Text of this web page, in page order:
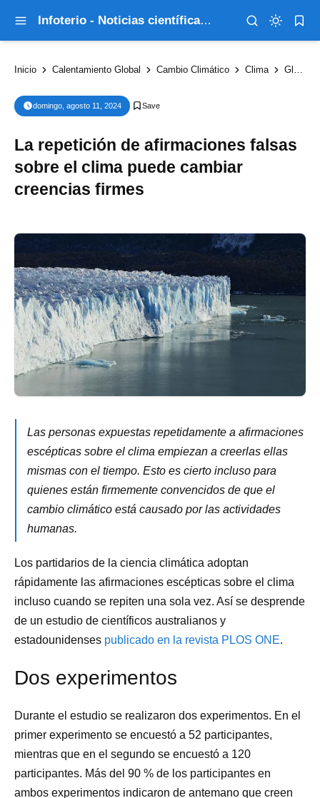
Infoterio - Noticias científicas que explican el mundo
Inicio Calentamiento Global Cambio Climático Clima Glaciar
domingo, agosto 11, 2024
La repetición de afirmaciones falsas
sobre el clima puede cambiar
creencias firmes
Las personas expuestas repetidamente a afirmaciones
escépticas sobre el clima empiezan a creerlas ellas
mismas con el tiempo. Esto es cierto incluso para
quienes están firmemente convencidos de que el
cambio climático está causado por las actividades
humanas.
Los partidarios de la ciencia climática adoptan
rápidamente las afirmaciones escépticas sobre el clima
incluso cuando se repiten una sola vez. Así se desprende
de un estudio de científicos australianos y
estadounidenses publicado en la revista PLOS ONE.
Dos experimentos
Durante el estudio se realizaron dos experimentos. En el
primer experimento se encuestó a 52 participantes,
mientras que en el segundo se encuestó a 120
participantes. Más del 90 % de los participantes en
ambos experimentos indicaron de antemano que creen